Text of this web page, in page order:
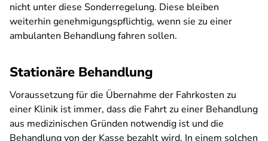
nicht unter diese Sonderregelung. Diese bleiben
weiterhin genehmigungspflichtig, wenn sie zu einer
ambulanten Behandlung fahren sollen.
Stationäre Behandlung
Voraussetzung für die Übernahme der Fahrkosten zu
einer Klinik ist immer, dass die Fahrt zu einer Behandlung
aus medizinischen Gründen notwendig ist und die
Behandlung von der Kasse bezahlt wird. In einem solchen